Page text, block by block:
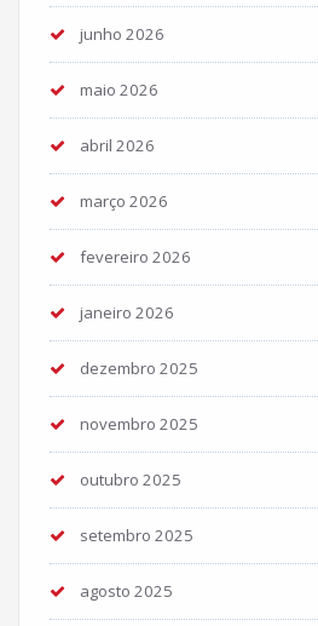
junho 2026
maio 2026
abril 2026
março 2026
fevereiro 2026
janeiro 2026
dezembro 2025
novembro 2025
outubro 2025
setembro 2025
agosto 2025